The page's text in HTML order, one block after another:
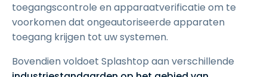
toegangscontrole en apparaatverificatie om te
voorkomen dat ongeautoriseerde apparaten
toegang krijgen tot uw systemen.
Bovendien voldoet Splashtop aan verschillende